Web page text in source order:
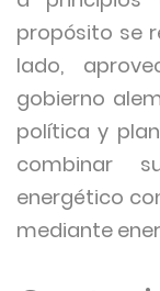
propósito se
lado,
gobierno
política y
combinar
energético
mediante